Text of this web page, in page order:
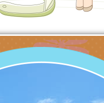
「愛『原
樂會」、
」、「親
用SEL玩
訣」
育推廣協
灣」第五
生環保繪
新聞傳播
務政策溝
政府家庭
原住民家
絕－親子
區田心國
115年度
國全國家